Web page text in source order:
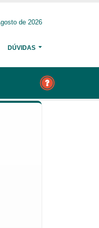
de 2026
DÚVIDAS